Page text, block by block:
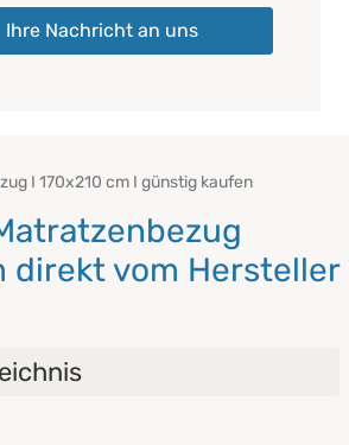
Ihre Nachricht an uns
I 170x210 cm I günstig kaufen
direkt vom Hersteller